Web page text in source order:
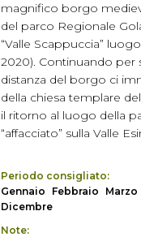
magnifico borgo
del parco Regionale
“Valle Scappuccia”
2020). Continuando per
distanza del borgo ci
della chiesa templare
il ritorno al luogo della
“affacciato” sulla Valle
Periodo consigliato:
Gennaio
Febbraio Marzo
Dicembre
Note: